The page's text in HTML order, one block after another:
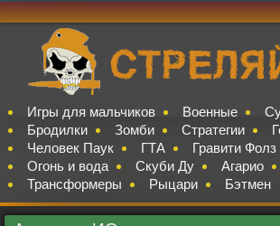
Игры для мальчиков Военные
Бродилки
Зомби Стратегии
Человек Паук
ГТА Гравити Фолз
Огонь и вода
Скуби Ду Агарио
Трансформеры
Рыцари Бэтмен